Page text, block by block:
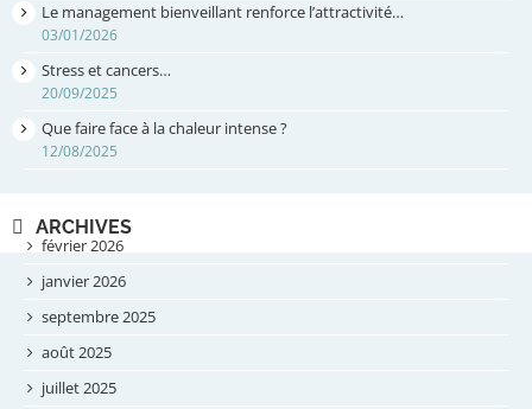
Le management bienveillant renforce l’attractivité…
03/01/2026
Stress et cancers…
20/09/2025
Que faire face à la chaleur intense ?
12/08/2025
ARCHIVES
février 2026
janvier 2026
septembre 2025
août 2025
juillet 2025